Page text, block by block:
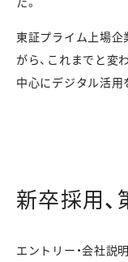
東証プライム上場
がら、これまでと変
中心にデジタル活用
新卒採用、
エントリー・会社説